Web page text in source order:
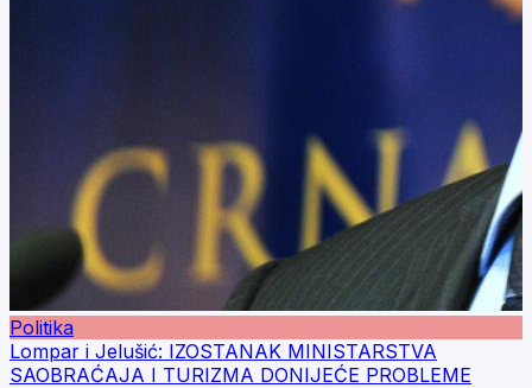
Politika
Lompar i Jelušić: IZOSTANAK MINISTARSTVA
SAOBRAĆAJA I TURIZMA DONIJEĆE PROBLEME